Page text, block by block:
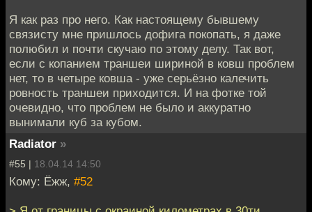
Я как раз про него. Как настоящему бывшему
связисту мне пришлось дофига покопать, я даже
полюбил и почти скучаю по этому делу. Так вот,
если с копанием траншеи шириной в ковш проблем
нет, то в четыре ковша - уже серьёзно калечить
ровность траншеи приходится. И на фотке той
очевидно, что проблем не было и аккуратно
вынимали куб за кубом.
Radiator »
#55 | 18.04.14 14:50
Кому: Ёжж, #52